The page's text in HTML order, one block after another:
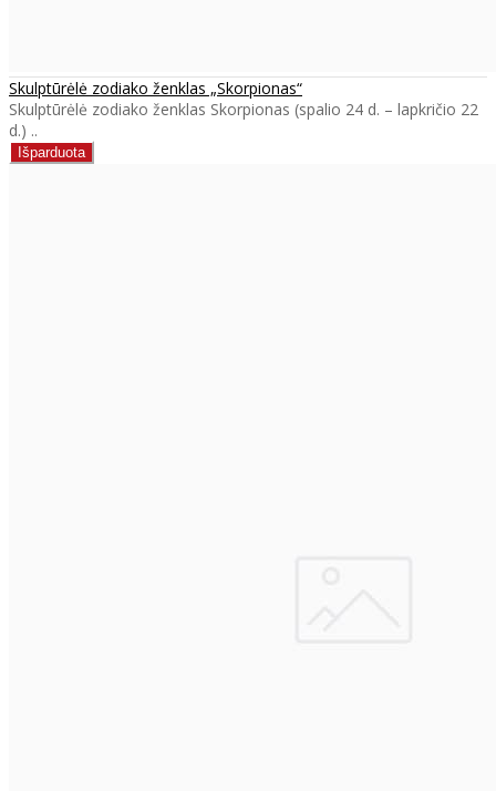
Skulptūrėlė zodiako ženklas „Skorpionas“
Skulptūrėlė zodiako ženklas Skorpionas (spalio 24 d. – lapkričio 22
d.) ..